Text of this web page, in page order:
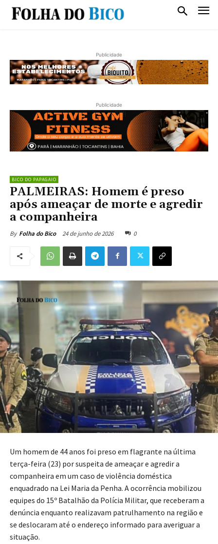
Publicidade
Publicidade
BICO DO PAPAGAIO
PALMEIRAS: Homem é preso
após ameaçar de morte e agredir
a companheira
By Folha do Bico 24 de junho de 2026 0
Um homem de 44 anos foi preso em flagrante na última
terça-feira (23) por suspeita de ameaçar e agredir a
companheira em um caso de violência doméstica
enquadrado na Lei Maria da Penha. A ocorrência mobilizou
equipes do 15º Batalhão da Polícia Militar, que receberam a
denúncia enquanto realizavam patrulhamento na região e
se deslocaram até o endereço informado para averiguar a
situação.